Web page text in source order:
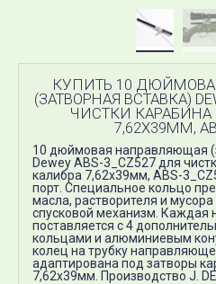
КУПИТЬ 10
(ЗАТВОРНАЯ ВСТАВКА)
ЧИСТКИ КАРАБИНА
7,62Х39ММ,
10 дюймовая направляющая
Dewey ABS-3_CZ527 для
калибра 7,62х39мм, ABS-
порт. Специальное кольцо
масла, растворителя и
спусковой механизм.
поставляется с 4
кольцами и алюминиевым
колец на трубку
адаптирована под затворы
7,62х39мм. Производство J.